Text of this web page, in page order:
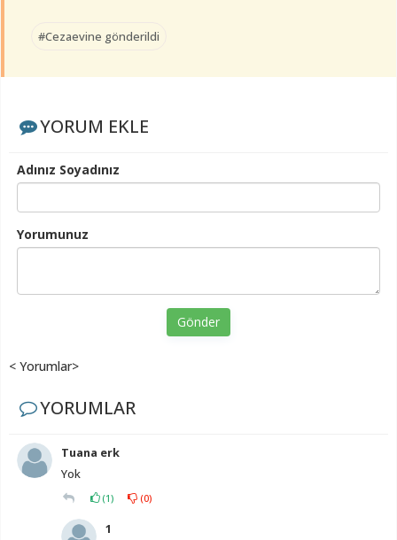
#Cezaevine gönderildi
YORUM EKLE
Adınız Soyadınız
Yorumunuz
Gönder
< Yorumlar>
YORUMLAR
Tuana erk
Yok
(1) (0)
1